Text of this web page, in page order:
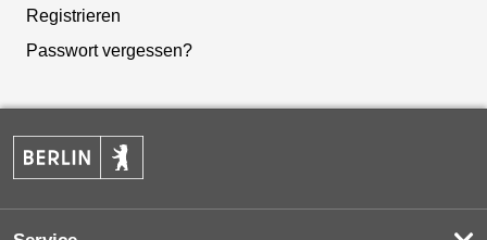
Registrieren
Passwort vergessen?